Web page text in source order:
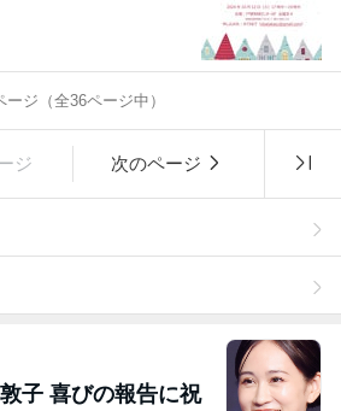
ジ（全36ページ中）
ジ 次のページ
子 喜びの報告に祝